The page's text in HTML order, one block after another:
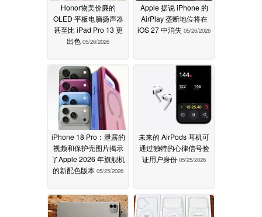
Honor物美价廉的
OLED 平板电脑扬声器
甚至比 iPad Pro 13 更
出色 05/26/2026
Apple 据说 iPhone 的
AirPlay 垄断地位将在
iOS 27 中消失 05/26/2026
iPhone 18 Pro：泄露的
视频和保护壳图片揭示
了Apple 2026 年旗舰机
的新配色版本 05/25/2026
未来的 AirPods 耳机可
通过独特的心律信号验
证用户身份 05/25/2026